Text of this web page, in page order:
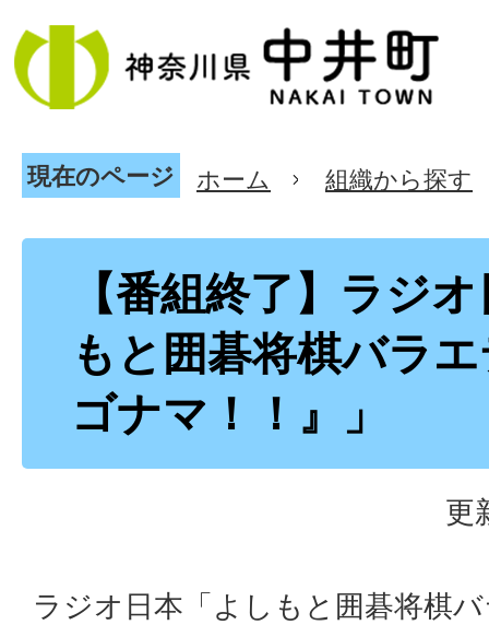
現在のページ ホーム 組織から探す
【番組終了】ラジ
もと囲碁将棋バラ
ゴナマ！！』」
更
ラジオ日本「よしもと囲碁将棋